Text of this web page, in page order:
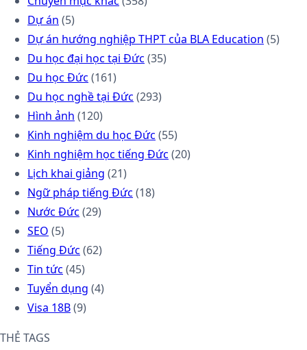
Dự án (5)
Dự án hướng nghiệp THPT của BLA Education (5)
Du học đại học tại Đức (35)
Du học Đức (161)
Du học nghề tại Đức (293)
Hình ảnh (120)
Kinh nghiệm du học Đức (55)
Kinh nghiệm học tiếng Đức (20)
Lịch khai giảng (21)
Ngữ pháp tiếng Đức (18)
Nước Đức (29)
SEO (5)
Tiếng Đức (62)
Tin tức (45)
Tuyển dụng (4)
Visa 18B(9)
THẺ TAGS